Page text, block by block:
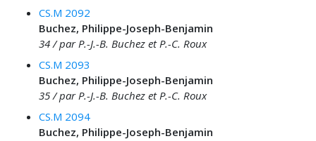
CS.M 2092
Buchez, Philippe-Joseph-Benjamin
34 / par P.-J.-B. Buchez et P.-C. Roux
CS.M 2093
Buchez, Philippe-Joseph-Benjamin
35 / par P.-J.-B. Buchez et P.-C. Roux
CS.M 2094
Buchez, Philippe-Joseph-Benjamin